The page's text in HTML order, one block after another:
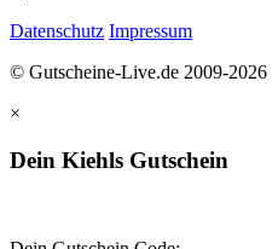
Datenschutz Impressum
© Gutscheine-Live.de 2009-2026
×
Dein Kiehls Gutschein